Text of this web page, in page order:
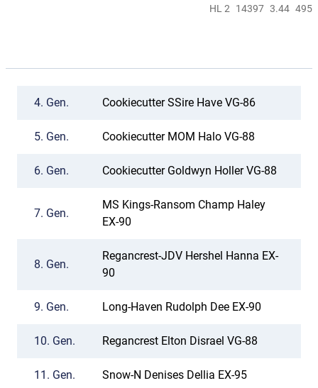
HL 2 14397 3.44 495
4. Gen. Cookiecutter SSire Have VG-86
5. Gen. Cookiecutter MOM Halo VG-88
6. Gen. Cookiecutter Goldwyn Holler VG-88
7. Gen.
MS Kings-Ransom Champ Haley
EX-90
8. Gen.
Regancrest-JDV Hershel Hanna EX-
90
9. Gen. Long-Haven Rudolph Dee EX-90
10. Gen. Regancrest Elton Disrael VG-88
11. Gen. Snow-N Denises Dellia EX-95